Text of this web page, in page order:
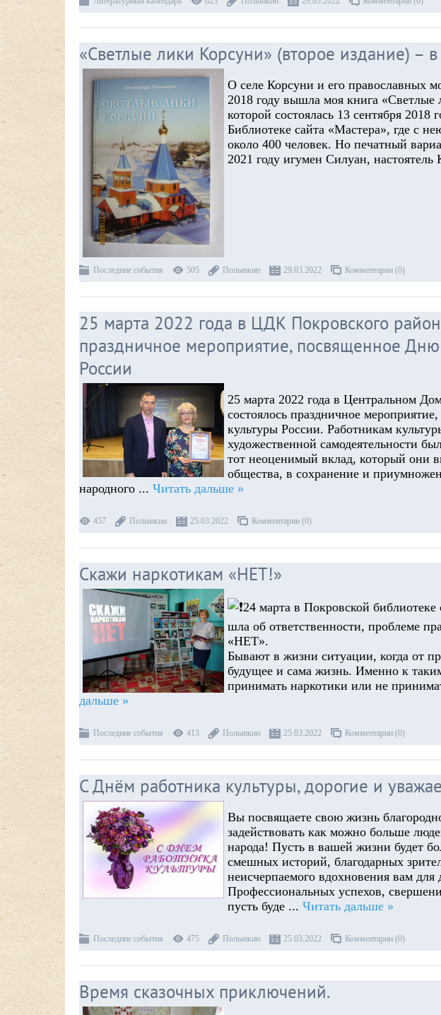
«Светлые лики Корсуни» (второе издание) –
О селе Корсуни и его православных
2018 году вышла моя книга «Светлые
которой состоялась 13 сентября
Библиотеке сайта «Мастера», где с
около 400 человек. Но печатный
2021 году игумен Силуан, настоятель
Последние события 505 Полынкин 29.03.2022 Комментарии (0)
25 марта 2022 года в ЦДК Покровского
праздничное мероприятие, посвященное
России
25 марта 2022 года в Центральном
состоялось праздничное
культуры России. Работникам
художественной самодеятельности
тот неоценимый вклад, который они
общества, в сохранение и
народного ... Читать дальше »
457 Полынкин 25.03.2022 Комментарии (0)
Скажи наркотикам «НЕТ!»
24 марта в Покровской библиотеке
шла об ответственности, проблеме
«НЕТ».
Бывают в жизни ситуации, когда от
будущее и сама жизнь. Именно к
принимать наркотики или не
дальше »
Последние события 413 Полынкин 25.03.2022 Комментарии (0)
С Днём работника культуры, дорогие и
Вы посвящаете свою жизнь
задействовать как можно больше
народа! Пусть в вашей жизни будет
смешных историй, благодарных
неисчерпаемого вдохновения вам
Профессиональных успехов,
пусть буде ... Читать дальше »
Последние события 475 Полынкин 25.03.2022 Комментарии (0)
Время сказочных приключений.